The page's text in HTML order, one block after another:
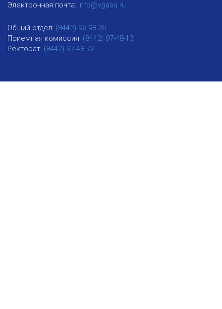
Электронная почта: info@vgasu.ru
Общий отдел: (8442) 96-98-26
Приемная комиссия: (8442) 97-48-13
Ректорат: (8442) 97-48-72